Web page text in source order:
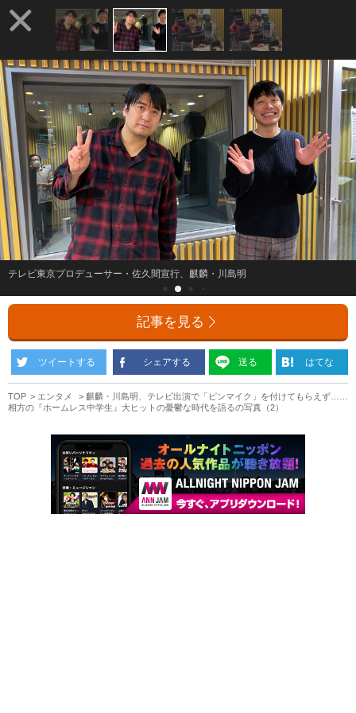
テレビ東京プロデューサー・佐久間宣行、麒麟・川島明
記事を見る
ツイートする シェアする 送る はてな
TOP エンタメ
麒麟・川島明、テレビ出演で「ピンマイク」を付けてもらえず……
相方の『ホームレス中学生』大ヒットの憂鬱な時代を語るの写真（2）